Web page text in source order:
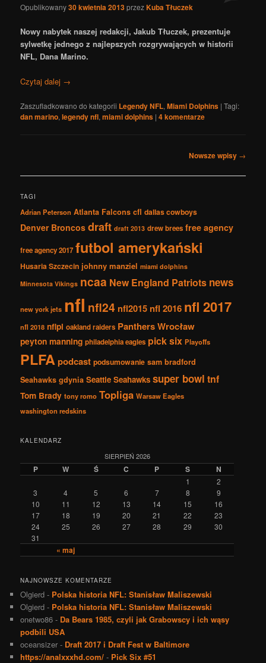
Opublikowany30 kwietnia 2013przezKuba Tłuczek
Nowy nabytek naszej redakcji, Jakub Tłuczek, prezentuje
sylwetkę jednego z najlepszych rozgrywających w historii
NFL, Dana Marino.
Czytaj dalej →
Zaszufladkowano do kategorii Legendy NFL,Miami Dolphins |Tagi:
dan marino,legendy nfl,miami dolphins |4komentarze
wpisach
Nowsze wpisy →
TAGI
Adrian Peterson Atlanta Falcons cfl dallas cowboys
Denver Broncos draft draft 2013 drew brees free agency
free agency 2017 futbol amerykański
Husaria Szczecin johnny manziel miami dolphins
Minnesota Vikings ncaa New England Patriots news
new york jets nfl nfl24 nfl2015 nfl 2016 nfl 2017
nfl 2018 nflpl oakland raiders Panthers Wrocław
peyton manning philadelphia eagles pick six Playoffs
PLFApodcast podsumowanie sam bradford
Seahawks gdynia Seattle Seahawks super bowl tnf
Tom Brady tony romo Topliga Warsaw Eagles
washington redskins
KALENDARZ
SIERPIEŃ 2026
P W Ś C P S N
« maj
1
2
3
4 5 6 7 8
9
10
11 12 13 14 15
16
17
18 19 20 21 22
23
24
25 26 27 28 29
30
31
NAJNOWSZE KOMENTARZE
Olgierd - Polska historia NFL: Stanisław Maliszewski
Olgierd - Polska historia NFL: Stanisław Maliszewski
onetwo86 - Da Bears 1985, czyli jak Grabowscy i ich wąsy
podbili USA
oceansizer - Draft 2017 i Draft Fest w Baltimore
https://analxxxhd.com/ - Pick Six #51